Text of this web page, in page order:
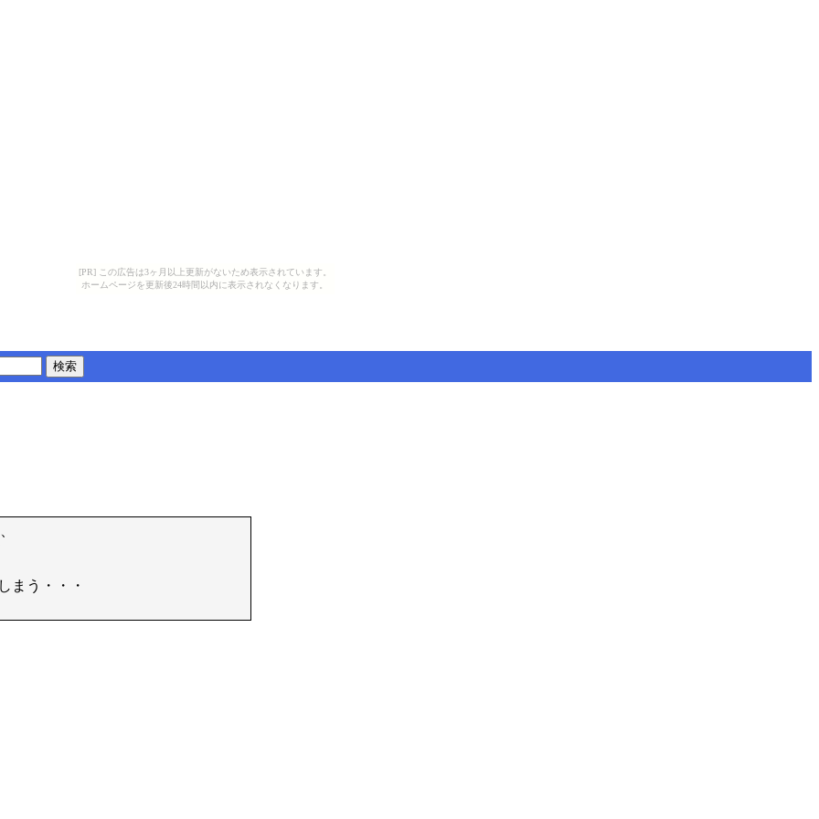
[PR] この広告は3ヶ月以上更新がないため表示されています。
ホームページを更新後24時間以内に表示されなくなります。
まう・・・